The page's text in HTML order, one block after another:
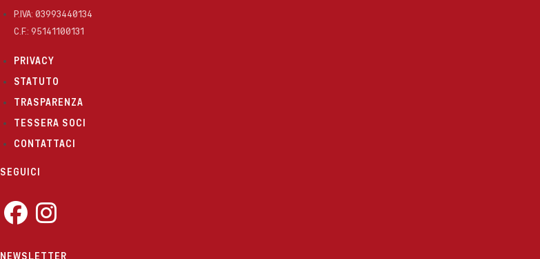
P.IVA: 03993440134
C.F.: 95141100131
PRIVACY
STATUTO
TRASPARENZA
TESSERA SOCI
CONTATTACI
SEGUICI
NEWSLETTER